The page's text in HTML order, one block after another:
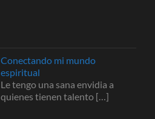
Conectando mi mundo
espiritual
Le tengo una sana envidia a
quienes tienen talento […]